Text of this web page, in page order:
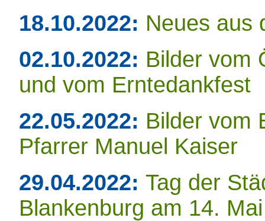
18.10.2022: Neues aus
02.10.2022: Bilder vom
und vom Erntedankfest
22.05.2022: Bilder vom
Pfarrer Manuel Kaiser
29.04.2022: Tag der
Blankenburg am 14.